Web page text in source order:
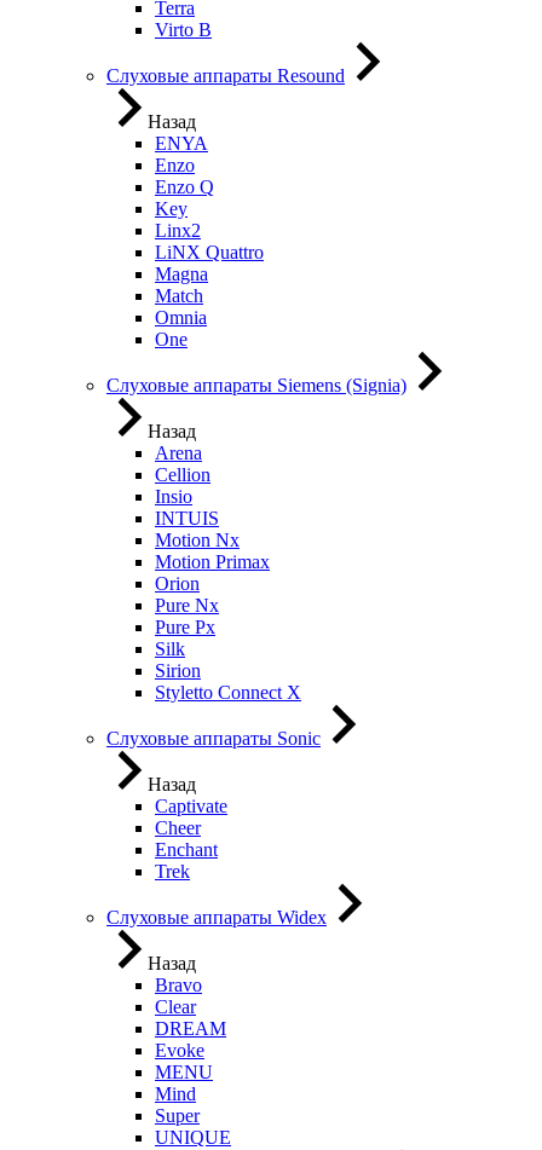
Terra
Virto B
Слуховые аппараты Resound
Назад
ENYA
Enzo
Enzo Q
Key
Linx2
LiNX Quattro
Magna
Match
Omnia
One
Слуховые аппараты Siemens (Signia)
Назад
Arena
Cellion
Insio
INTUIS
Motion Nx
Motion Primax
Orion
Pure Nx
Pure Px
Silk
Sirion
Styletto Connect X
Слуховые аппараты Sonic
Назад
Captivate
Cheer
Enchant
Trek
Слуховые аппараты Widex
Назад
Bravo
Clear
DREAM
Evoke
MENU
Mind
Super
UNIQUE